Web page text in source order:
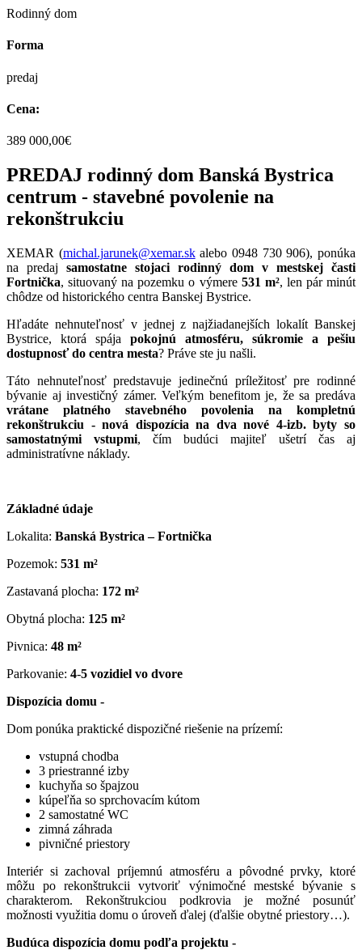
Rodinný dom
Forma
predaj
Cena:
389 000,00€
PREDAJ rodinný dom Banská Bystrica
centrum - stavebné povolenie na
rekonštrukciu
XEMAR (michal.jarunek@xemar.skalebo 0948 730 906), ponúka
na predaj samostatne stojaci rodinný dom v mestskej časti
Fortnička, situovaný na pozemku o výmere 531 m², len pár minút
chôdze od historického centra Banskej Bystrice.
Hľadáte nehnuteľnosť v jednej z najžiadanejších lokalít Banskej
Bystrice, ktorá spája pokojnú atmosféru, súkromie a pešiu
dostupnosť do centra mesta? Práve ste ju našli.
Táto nehnuteľnosť predstavuje jedinečnú príležitosť pre rodinné
bývanie aj investičný zámer. Veľkým benefitom je, že sa predáva
vrátane platného stavebného povolenia na kompletnú
rekonštrukciu - nová dispozícia na dva nové 4-izb. byty so
samostatnými vstupmi, čím budúci majiteľ ušetrí čas aj
administratívne náklady.
Základné údaje
Lokalita: Banská Bystrica – Fortnička
Pozemok: 531 m²
Zastavaná plocha: 172 m²
Obytná plocha: 125 m²
Pivnica: 48 m²
Parkovanie: 4-5 vozidiel vo dvore
Dispozícia domu -
Dom ponúka praktické dispozičné riešenie na prízemí:
vstupná chodba
3 priestranné izby
kuchyňa so špajzou
kúpeľňa so sprchovacím kútom
2 samostatné WC
zimná záhrada
pivničné priestory
Interiér si zachoval príjemnú atmosféru a pôvodné prvky, ktoré
môžu po rekonštrukcii vytvoriť výnimočné mestské bývanie s
charakterom. Rekonštrukciou podkrovia je možné posunúť
možnosti využitia domu o úroveň ďalej (ďalšie obytné priestory…).
Budúca dispozícia domu podľa projektu -